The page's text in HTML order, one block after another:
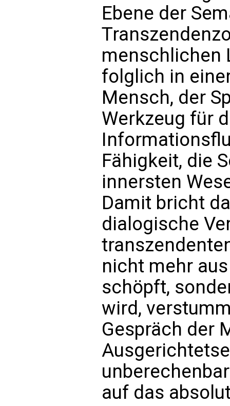
Ebene der
menschlichen
folglich in
Mensch, der
Werkzeug für
Fähigkeit, die
innersten
Damit bricht
dialogische
nicht mehr
schöpft,
wird,
Gespräch der
auf das